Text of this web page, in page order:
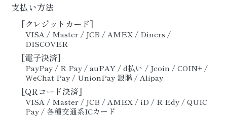
支払い方法
[クレジットカード]
VISA / Master / JCB / AMEX / Diners /
DISCOVER
[電子決済]
PayPay / R Pay / auPAY / d払い / Jcoin / COIN+ /
WeChat Pay / UnionPay 銀聯 / Alipay
[QRコード決済]
VISA / Master / JCB / AMEX / iD / R Edy / QUIC
Pay / 各種交通系ICカード